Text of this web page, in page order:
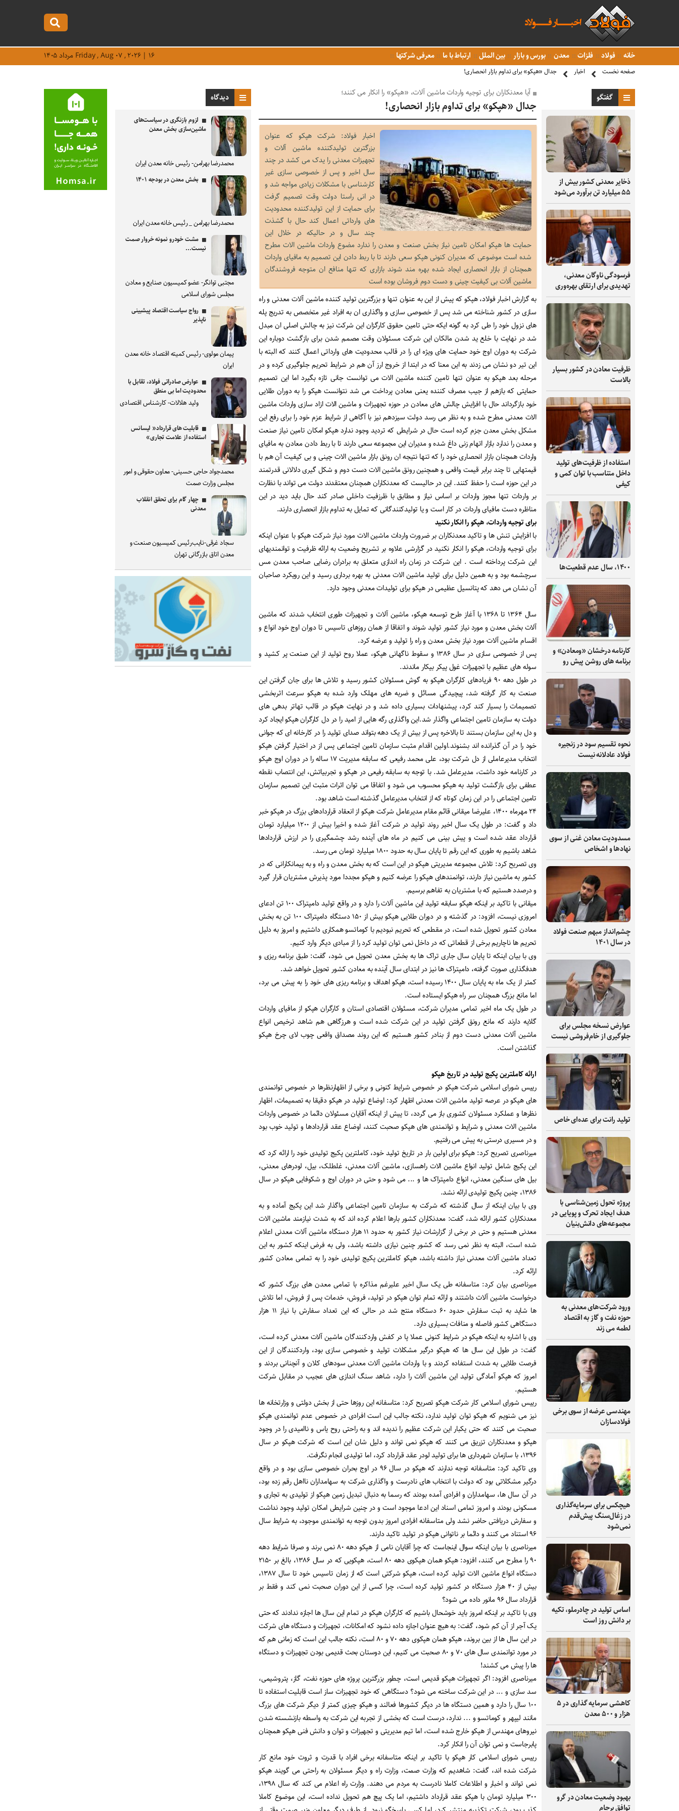
خانه فولاد فلزات معدن بورس و بازار بین الملل ارتباط با ما معرفی شرکتها Friday , Aug ۰۷ , ۲۰۲۶ | ۱۶ مرداد ۱۴۰۵
صفحه نخست اخبار جدال «هپکو» برای تداوم بازار انحصاری!
گفتگو
ذخایر معدنی کشور بیش از
۵۵ میلیارد تن برآورد می‌شود
فرسودگی ناوگان معدنی،
تهدیدی برای ارتقای بهره‌وری
ظرفیت‌ معادن در کشور بسیار
بالاست
استفاده از ظرفیت‌های تولید
داخل متناسب با توان کمی و
کیفی
۱۴۰۰، سال عدم قطعیت‌ها
کارنامه درخشان «ومعادن» و
برنامه های روشن پیش رو
نحوه تقسیم سود در زنجیره
فولاد عادلانه نیست
مسدودیت معادن غنی از سوی
نهادها و اشخاص
چشم‌انداز مبهم صنعت فولاد
در سال ۱۴۰۱
عوارض نسخه مجلس برای
جلوگیری از خام‌فروشی نیست
تولید رانت برای عده‌ای خاص
پروژه تحول زمین‌شناسی با
هدف ایجاد تحرک و پویایی در
مجموعه‌های دانش‌بنیان
ورود شرکت‌های معدنی به
حوزه نفت و گاز به اقتصاد
لطمه می زند
مهندسی عرضه از سوی برخی
فولادسازان
هیچکس برای سرمایه‌گذاری
در زغال‌سنگ پیش‌قدم
نمی‌شود
اساس تولید در چادرملو، تکیه
بر دانش‌ روز است
کاهشی سرمایه گذاری در ۵
هزار و ۵۰۰ معدن
بهبود وضعیت معادن در گرو
توافق برجام
آیا معدنکاران برای توجیه واردات ماشین آلات، «هپکو» را انکار می کنند؛
جدال «هپکو» برای تداوم بازار انحصاری!
اخبار فولاد: شرکت هپکو که عنوان
بزرگترین تولیدکننده ماشین آلات و
تجهیزات معدنی را یدک می کشد در چند
سال اخیر و پس از خصوصی سازی غیر
کارشناسی با مشکلات زیادی مواجه شد و
در انی راستا دولت وقت تصمیم گرفت
برای حمایت از این تولیدکننده محدودیت
های وارداتی اعمال کند حال با گشذت
چند سال و در حالیکه در خلال این
حمایت ها هپکو امکان تامین نیاز بخش صنعت و معدن را ندارد مضوع واردات ماشین الات مطرح
شده است موضوعی که مدیران کنونی هپکو سعی دارند تا با ربط دادن این تصمیم به مافیای واردات
همچنان از بازار انحصاری ایجاد شده بهره مند شوند بازاری که تنها منافع ان متوجه فروشندگان
ماشین آلات بی کیفیت چینی و دست دوم فروشان بوده است
به گزارش اخبار فولاد، هپکو که پیش از این به عنوان تنها و بزرگترین تولید کننده ماشین آلات معدنی و راه
سازی در کشور شناخته می شد پس از خصوصی سازی و واگذاری ان به افراد غیر متخصص به تدریج پله
های نزول خود را طی کرد به گونه ایکه حتی تامین حقوق کارگزان این شرکت نیز به چالش اصلی ان مبدل
شد در نهایت با خلع ید شدن مالکان این شرکت مسئولان وقت مصمم شدن برای بازگشت دوباره این
شرکت به دوران اوج خود حمایت های ویژه ای را در قالب محدودیت های وارداتی اعمال کنند که البته با
این تیر دو نشان می زدند به این معنا که در ابتدا از خروج ارز آن هم در شرایط تحریم جلوگیری کرده و در
مرحله بعد هپکو به عنوان تنها تامین کننده ماشین الات می توانست جانی تازه بگیرد اما این تصمیم
حمایتی که بازهم از جیب مصرف کننده یعنی معادن پرداخت می شد نتوانست هپکو را به دوران طلایی
خود بازگرداند حال با افزایش چالش های معادن در حوزه تجهیزات و ماشین الات ازاد سازی واردات ماشین
الات معدنی مطرح شده و به نظر می رسد دولت سیزدهم نیز با آگاهی از شرایط عزم خود را برای رفع این
مشکل بخش معدن جزم کرده است حال در شرایطی که تردید وجود ندارد هپکو امکان تامین نیاز صنعت
و معدن را ندارد بازار اتهام زنی داغ شده و مدیران این مجموعه سعی دارند تا با ربط دادن معادن به مافیای
واردات همچنان بازار انحصاری خود را که تنها نتیجه ان رونق بازار ماشین الات چینی و بی کیفیت آن هم با
قیمتهایی تا چند برابر قیمت واقعی و همچنین رونق ماشین الات دست دوم و شکل گیری دلالانی قدرتمند
در این حوزه است را حفظ کنند. این در حالیست که معدنکاران همچنان معتقدند دولت می تواند با نظارت
بر واردات تنها مجوز واردات بر اساس نیاز و مطابق با ظرزفیت داخلی صادر کند حال باید دید در این
مناظره دست مافیای واردات در کار است و یا تولیدکنندگانی که تمایل به تداوم بازار انحصاری دارند.
برای توجیه واردات، هپکو را انکار نکنید
با افزایش تنش ها و تاکید معدنکاران بر ضرورت واردات ماشین الات مورد نیاز شرکت هپکو با عنوان اینکه
برای توجیه واردات، هپکو را انکار نکنید در گزارشی علاوه بر تشریح وضعیت به ارائه ظرفیت و توانمندیهای
این شرکت پرداخته است . این شرکت در زمان راه اندازی متعلق به برادران رضایی صاحب معدن مس
سرچشمه بود و به همین دلیل برای تولید ماشین الات معدنی به بهره برداری رسید و این رویکرد صاحبان
آن نشان می دهد که پتانسیل عظیمی در هپکو برای تولیدات معدنی وجود دارد.
سال ۱۳۶۴ تا ۱۳۶۸ با آغاز طرح توسعه هپکو، ماشین آلات و تجهیزات طوری انتخاب شدند که ماشین
آلات بخش معدن و مورد نیاز کشور تولید شوند و اتفاقا از همان روزهای تاسیس تا دوران اوج خود انواع و
اقسام ماشین آلات مورد نیاز بخش معدن و راه را تولید و عرضه کرد.
پس از خصوصی سازی در سال ۱۳۸۶ و سقوط ناگهانی هپکو، عملا روح تولید از این صنعت پر کشید و
سوله های عظیم با تجهیزات غول پیکر بیکار ماندند.
در طول دهه ۹۰ فریادهای کارگران هپکو به گوش مسئولان کشور رسید و تلاش ها برای جان گرفتن این
صنعت به کار گرفته شد، پیچیدگی مسائل و ضربه های مهلک وارد شده به هپکو سرعت اثربخشی
تصمیمات را بسیار کند کرد، پیشنهادات بسیاری داده شد و در نهایت هپکو در قالب تهاتر بدهی های
دولت به سازمان تامین اجتماعی واگذار شد.این واگذاری رگه هایی از امید را در دل کارگران هپکو ایجاد کرد
و دل به این سازمان بستند تا بالاخره پس از بیش از یک دهه بتواند صدای تولید را در کارخانه ای که جوانی
خود را در آن گذرانده اند بشنوند.اولین اقدام مثبت سازمان تامین اجتماعی پس از در اختیار گرفتن هپکو
انتخاب مدیرعاملی از دل شرکت بود، علی محمد رفیعی که سابقه مدیریت ۱۷ ساله را در دوران اوج هپکو
در کارنامه خود داشت، مدیرعامل شد. با توجه به سابقه رفیعی در هپکو و تجربیاتش، این انتصاب نقطه
عطفی برای بازگشت تولید به هپکو محسوب می شود و اتفاقا می توان اثرات مثبت این تصمیم سازمان
تامین اجتماعی را در این زمان کوتاه که از انتخاب مدیرعامل گذشته است شاهد بود.
۲۴ مهرماه ۱۴۰۰، علیرضا میقانی قائم مقام مدیرعامل شرکت هپکو از انعقاد قراردادهای بزرگ در هپکو خبر
داد و گفت: در طول یک سال اخیر روند تولید در شرکت آغاز شده و اخیرا بیش از ۱۲۰۰ میلیارد تومان
قرارداد عقد شده است و پیش بینی می کنیم در ماه های آینده رشد چشمگیری را در ارزش قراردادها
شاهد باشیم به طوری که این رقم تا پایان سال به حدود ۱۸۰۰ میلیارد تومان می رسد
.
وی تصریح کرد: تلاش مجموعه مدیریتی هپکو در این است که به بخش معدن و راه و به پیمانکارانی که در
کشور به ماشین نیاز دارند، توانمندهای هپکو را عرضه کنیم و هپکو مجددا مورد پذیرش مشتریان قرار گیرد
و درصدد هستیم که با مشتریان به تفاهم برسیم.
میقانی با تاکید بر اینکه هپکو سابقه تولید این ماشین آلات را دارد و در واقع تولید دامپتراک ۱۰۰ تن ادعای
امروزی نیست، افزود: در گذشته و در دوران طلایی هپکو بیش از ۱۵۰ دستگاه دامپتراک ۱۰۰ تن به بخش
معادن کشور تحویل شده است، در مقطعی که تحریم نبودیم با کوماتسو همکاری داشتیم و امروز به دلیل
تحریم ها ناچاریم برخی از قطعاتی که در داخل نمی توان تولید کرد را از مبادی دیگر وارد کنیم.
وی با بیان اینکه تا پایان سال جاری تراک ها به بخش معدن تحویل می شود، گفت: طبق برنامه ریزی و
هدفگذاری صورت گرفته، دامپتراک ها نیز در ابتدای سال آینده به معادن کشور تحویل خواهد شد.
کمتر از یک ماه به پایان سال ۱۴۰۰ رسیده است، هپکو اهداف و برنامه ریزی های خود را به پیش می برد،
اما مانع بزرگ همچنان سر راه هپکو ایستاده است.
در طول یک ماه اخیر تمامی مدیران شرکت، مسئولان اقتصادی استان و کارگران هپکو از مافیای واردات
گلایه دارند که مانع رونق گرفتن تولید در این شرکت شده است و هرزگاهی هم شاهد ترخیص انواع
ماشین آلات معدنی دست دوم از بنادر کشور هستیم که این روند مصداق واقعی چوب لای چرخ هپکو
گذاشتن است.
ارائه کاملترین پکیج تولید در تاریخ هپکو
رییس شورای اسلامی شرکت هپکو در خصوص شرایط کنونی و برخی از اظهارنظرها در خصوص توانمندی
های هپکو در عرصه تولید ماشین الات معدنی اظهار کرد: اوضاع تولید در هپکو دقیقا به تصمیمات، اظهار
نظرها و عملکرد مسئولان کشوری باز می گردد، تا پیش از اینکه آقایان مسئولان دائما در خصوص واردات
ماشین الات معدنی و شرایط و توانمندی های هپکو صحبت کنند، اوضاع عقد قراردادها و تولید خوب بود
و در مسیری درستی به پیش می رفتیم.
میرناصری تصریح کرد: هپکو برای اولین بار در تاریخ تولید خود، کاملترین پکیج تولیدی خود را ارائه کرد که
این پکیج شامل تولید انواع ماشین الات راهسازی، ماشین آلات معدنی، غلطلک، بیل، لودرهای معدنی،
بیل های سنگین معدنی، انواع دامپتراک ها و ... می شود و حتی در دوران اوج و شکوفایی هپکو در سال
۱۳۸۶، چنین پکیج تولیدی ارائه نشد
.
وی با بیان اینکه از سال گذشته که شرکت به سازمان تامین اجتماعی واگذار شد این پکیج آماده و به
معدنکاران کشور ارائه شد، گفت: معدنکاران کشور بارها اعلام کرده اند که به شدت نیازمند ماشین الات
معدنی هستیم و حتی در برخی از گزارشات نیاز کشور به حدود ۱۱ هزار دستگاه ماشین آلات معدنی اعلام
شده است، البته به نظر نمی رسد که کشور چنین نیازی داشته باشد، ولی به فرض اینکه کشور به این
تعداد ماشین آلات معدنی نیاز داشته باشد، هپکو کاملترین پکیج تولیدی خود را به تمامی معادن کشور
ارائه کرد.
میرناصری بیان کرد: متاسفانه طی یک سال اخیر علیرغم مذاکره با تمامی معدن های بزرگ کشور که
درخواست ماشین آلات داشتند و ارائه تمام توان هپکو در تولید، فروش، خدمات پس از فروش، اما تلاش
ها شاید به ثبت سفارش حدود ۶۰ دستگاه منتج شد در حالی که این تعداد سفارش با نیاز ۱۱ هزار
دستگاهی کشور فاصله و منافات بسیاری دارد.
وی با اشاره به اینکه هپکو در شرایط کنونی عملا پا در کفش واردکنندگان ماشین آلات معدنی کرده است،
گفت: در طول این سال ها که هپکو درگیر مشکلات تولید و خصوصی سازی بود، واردکنندگان از این
فرصت طلایی به شدت استفاده کردند و با واردات ماشین آلات معدنی سودهای کلان و آنچنانی بردند و
امروز که هپکو آمادگی تولید این ماشین آلات را دارد، شاهد سنگ اندازی های عجیب در مقابل شرکت
هستیم.
رییس شورای اسلامی کار شرکت هپکو تصریح کرد: متاسفانه این روزها حتی از بخش دولتی و وزارتخانه ها
نیز می شنویم که هپکو توان تولید ندارد، نکته جالب این است افرادی در خصوص عدم توانمندی هپکو
صحبت می کنند که حتی یکبار این شرکت عظیم را ندیده اند و به راحتی روح یاس و ناامیدی را در وجود
هپکو و معدنکاران تزریق می کنند که هپکو نمی تواند و دلیل شان این است که شرکت هپکو در سال
۱۳۹۶، با سازمان شهرداری ها برای تولید لودر عقد قرارداد کرد، اما تولیدی انجام نگرفت
.
وی تاکید کرد: متاسفانه توجه ندارند که هپکو در سال ۹۶ در اوج بحران خصوصی سازی بود و در واقع
درگیر مشکلاتی بود که دولت با انتخاب های نادرست و واگذاری شرکت به سهامداران نااهل رقم زده بود،
در آن سال ها، سهامداران و افرادی آمده بودند که رسما به دنبال تبدیل زمین هپکو از تولیدی به تجاری و
مسکونی بودند و امروز تمامی اسناد این ادعا موجود است و در چنین شرایطی امکان تولید وجود نداشت
و سفارش دریافتی حاضر نشد ولی متاسفانه افرادی امروز بدون توجه به توانمندی موجود، به شرایط سال
۹۶ استناد می کنند و دائما بر ناتوانی هپکو در تولید تاکید دارند
.
میرناصری با بیان اینکه سوال اینجاست که چرا آقایان نامی از هپکو دهه ۸۰ نمی برند و صرفا شرایط دهه
۹۰ را مطرح می کنند، افزود: هپکو همان هپکوی دهه ۸۰ است، هپکویی که در سال ۱۳۸۶، بالغ بر ۲۱۵۰
دستگاه انواع ماشین الات تولید کرده است، هپکو شرکتی است که از زمان تاسیس خود تا سال ۱۳۸۷،
بیش از ۴۰ هزار دستگاه در کشور تولید کرده است، چرا کسی از این دوران صحبت نمی کند و فقط بر
قرارداد سال ۹۶ مانور داده می شود؟
وی با تاکید بر اینکه امروز باید خوشحال باشیم که کارگران هپکو در تمام این سال ها اجازه ندادند که حتی
یک آجر از آن کم شود، گفت: به هیچ عنوان اجازه داده نشود که امکانات، تجهیزات و دستگاه های شرکت
در این سال ها از بین بروند، هپکو همان هپکوی دهه ۷۰ و ۸۰ است، نکته جالب این است که زمانی هم که
در مورد توانمندی سال های ۷۰ و ۸۰ صحبت می کنیم، این دوستان بحث قدیمی بودن تجهیزات و دستگاه
ها را پیش می کشند!
میرناصری افزود: اگر تجهیزات هپکو قدیمی است، چطور بزرگترین پروژه های حوزه نفت، گاز، پتروشیمی،
سد سازی و ... در این شرکت ساخته می شود؟ دستگاهی که خود تجهیزات ساز است قابلیت استفاده تا
۱۰۰ سال را دارد و همین دستگاه ها در دیگر کشورها فعالند و هپکو چیزی کمتر از دیگر شرکت های بزرگ
مانند لیپهر و کوماتسو و ... ندارد، درست است که بخشی از تجربه این شرکت به واسطه بازنشسته شدن
نیروهای مهندس از هپکو خارج شده است، اما تیم مدیریتی و تجهیزات و توان و دانش فنی هپکو همچنان
پابرجاست و نمی توان آن را انکار کرد.
رییس شورای اسلامی کار هپکو با تاکید بر اینکه متاسفانه برخی افراد با قدرت و ثروت خود مانع کار
شرکت شده اند، گفت: شاهدیم که وزارت صمت، وزارت راه و دیگر مسئولان به راحتی می گویند هپکو
نمی تواند و اخبار و اطلاعات کاملا نادرست به مردم می دهند. وزارت راه اعلام می کند که سال ۱۳۹۸،
۳۰۰ میلیارد تومان با هپکو عقد قرارداد داشتیم، اما یک پیچ هم تحویل نداده است، این موضوع کاملا
دیدگاه
لزوم بازنگری در سیاست‌های
ماشین‌سازی بخش معدن
محمدرضا بهرامن- رئیس خانه معدن ایران
بخش معدن در بودجه ۱۴۰۱
محمدرضا بهرامن _ رئیس خانه معدن ایران
مشت خودرو نمونه خروار صمت
نیست...
مجتبی توانگر- عضو کمیسیون صنایع و معادن
مجلس شورای اسلامی
رواج سیاست اقتصاد پیشبینی
ناپذیر
پیمان مولوی- رئیس کمیته اقتصاد خانه معدن
ایران
عوارض صادراتی فولاد، تقابل با
محدودیت اما بی منطق
ولید هلالات- کارشناس اقتصادی
قابلیت های قرارداد« لیسانس
استفاده از علامت تجاری»
محمدجواد حاجی حسینی- معاون حقوقی و امور
مجلس وزارت صمت
چهار گام برای تحقق انقلاب
معدنی
سجاد غرقی-نایب‌رئیس کمیسیون صنعت و
معدن اتاق بازرگانی تهران